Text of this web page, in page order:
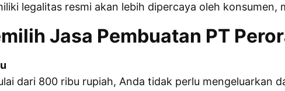
legalitas resmi akan lebih dipercaya oleh konsumen,
Jasa Pembuatan PT
dari 800 ribu rupiah, Anda tidak perlu mengeluarkan